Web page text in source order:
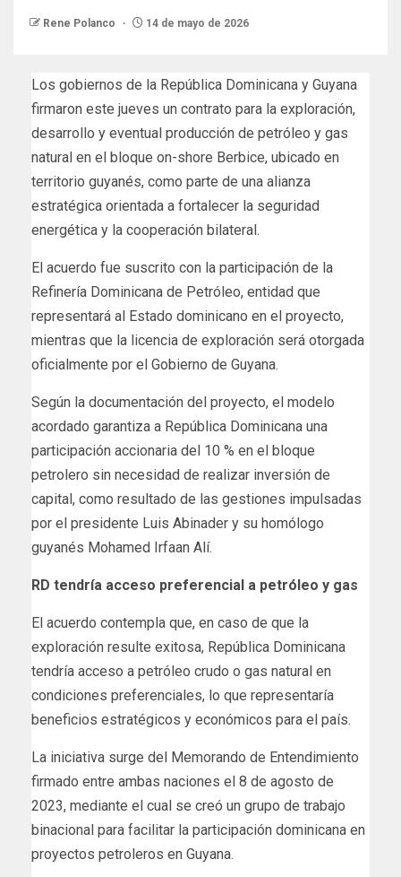
Rene Polanco 14 de mayo de 2026
Los gobiernos de la República Dominicana y Guyana
firmaron este jueves un contrato para la exploración,
desarrollo y eventual producción de petróleo y gas
natural en el bloque on-shore Berbice, ubicado en
territorio guyanés, como parte de una alianza
estratégica orientada a fortalecer la seguridad
energética y la cooperación bilateral.
El acuerdo fue suscrito con la participación de la
Refinería Dominicana de Petróleo, entidad que
representará al Estado dominicano en el proyecto,
mientras que la licencia de exploración será otorgada
oficialmente por el Gobierno de Guyana.
Según la documentación del proyecto, el modelo
acordado garantiza a República Dominicana una
participación accionaria del 10 % en el bloque
petrolero sin necesidad de realizar inversión de
capital, como resultado de las gestiones impulsadas
por el presidente Luis Abinader y su homólogo
guyanés Mohamed Irfaan Alí.
RD tendría acceso preferencial a petróleo y gas
El acuerdo contempla que, en caso de que la
exploración resulte exitosa, República Dominicana
tendría acceso a petróleo crudo o gas natural en
condiciones preferenciales, lo que representaría
beneficios estratégicos y económicos para el país.
La iniciativa surge del Memorando de Entendimiento
firmado entre ambas naciones el 8 de agosto de
2023, mediante el cual se creó un grupo de trabajo
binacional para facilitar la participación dominicana en
proyectos petroleros en Guyana.